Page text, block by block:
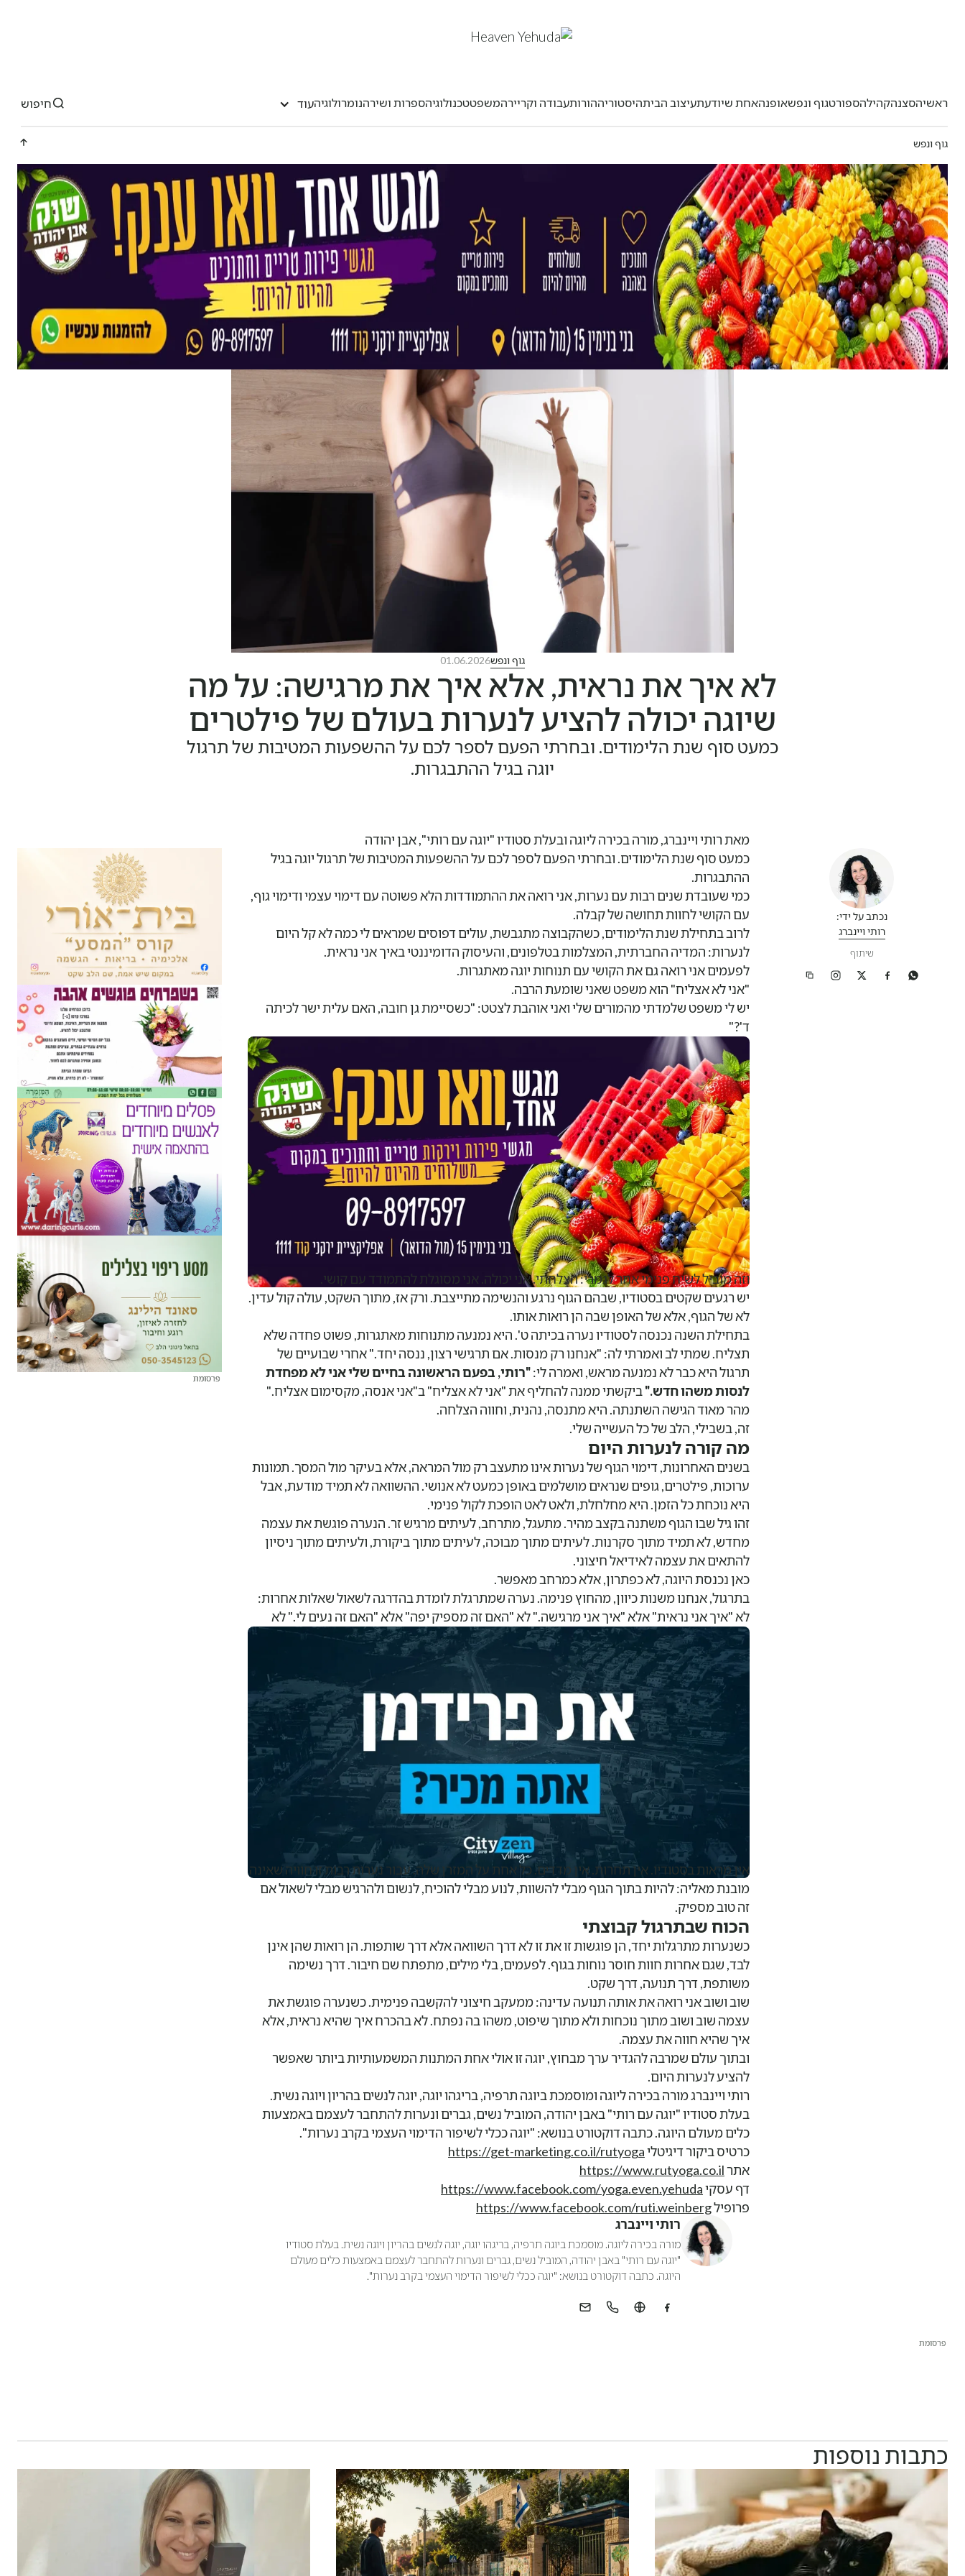
ראשיהסצנהקהילהספורטגוף ונפשאופנהאחת שיודעתעיצוב הביתהיסטוריההורותעבודה וקריירהמשפטטכנולוגיהספרות ושירהנומרולוגיהעוד חיפוש
גוף ונפש
גוף ונפש01.06.2026
לא איך את נראית, אלא איך את מרגישה: על מה
שיוגה יכולה להציע לנערות בעולם של פילטרים
כמעט סוף שנת הלימודים. ובחרתי הפעם לספר לכם על ההשפעות המטיבות של תרגול
יוגה בגיל ההתבגרות.
נכתב על ידי:
רותי ויינברג
שיתוף
מאת רותי ויינברג, מורה בכירה ליוגה ובעלת סטודיו "יוגה עם רותי", אבן יהודה
כמעט סוף שנת הלימודים. ובחרתי הפעם לספר לכם על ההשפעות המטיבות של תרגול יוגה בגיל
ההתבגרות.
כמי שעובדת שנים רבות עם נערות, אני רואה את ההתמודדות הלא פשוטה עם דימוי עצמי ודימוי גוף,
עם הקושי לחוות תחושה של קבלה.
לרוב בתחילת שנת הלימודים, כשהקבוצה מתגבשת, עולים דפוסים שמראים לי כמה לא קל היום
לנערות: המדיה החברתית, המצלמות בטלפונים, והעיסוק הדומיננטי באיך אני נראית.
לפעמים אני רואה גם את הקושי עם תנוחות יוגה מאתגרות.
"אני לא אצליח" הוא משפט שאני שומעת הרבה.
יש לי משפט שלמדתי מהמורים שלי ואני אוהבת לצטט: "כשסיימת גן חובה, האם עלית ישר לכיתה
ד'?"
גם כאן אנחנו לומדות בקצב שמתאים לכל אחת, ומתחילות מהצלחה קטנה אחת שמובילה לעוד.
פרסומת
וזה מוביל לשיח פנימי אחר לגמרי: הצלחתי. אני יכולה. אני מסוגלת להתמודד עם קושי.
יש רגעים שקטים בסטודיו, שבהם הגוף נרגע והנשימה מתייצבת. ורק אז, מתוך השקט, עולה קול עדין.
לא של הגוף, אלא של האופן שבה הן רואות אותו.
בתחילת השנה נכנסה לסטודיו נערה בכיתה ט'. היא נמנעה מתנוחות מאתגרות, פשוט פחדה שלא
תצליח. שמתי לב ואמרתי לה: "אנחנו רק מנסות. אם תרגישי רצון, ננסה יחד." אחרי שבועיים של
תרגול היא כבר לא נמנעה מראש, ואמרה לי:"רותי, בפעם הראשונה בחיים שלי אני לא מפחדת
לנסות משהו חדש."ביקשתי ממנה להחליף את "אני לא אצליח" ב"אני אנסה, מקסימום אצליח."
מהר מאוד הגישה השתנתה. היא מתנסה, נהנית, וחווה הצלחה.
זה, בשבילי, הלב של כל העשייה שלי.
מה קורה לנערות היום
בשנים האחרונות, דימוי הגוף של נערות אינו מתעצב רק מול המראה, אלא בעיקר מול המסך. תמונות
ערוכות, פילטרים, גופים שנראים מושלמים באופן כמעט לא אנושי. ההשוואה לא תמיד מודעת, אבל
היא נוכחת כל הזמן. היא מחלחלת, ולאט לאט הופכת לקול פנימי.
זהו גיל שבו הגוף משתנה בקצב מהיר. מתעגל, מתרחב, לעיתים מרגיש זר. הנערה פוגשת את עצמה
מחדש, לא תמיד מתוך סקרנות. לעיתים מתוך מבוכה, לעיתים מתוך ביקורת, ולעיתים מתוך ניסיון
להתאים את עצמה לאידיאל חיצוני.
כאן נכנסת היוגה, לא כפתרון, אלא כמרחב מאפשר.
בתרגול, אנחנו משנות כיוון, מהחוץ פנימה. נערה שמתרגלת לומדת בהדרגה לשאול שאלות אחרות:
לא "איך אני נראית" אלא "איך אני מרגישה." לא "האם זה מספיק יפה" אלא "האם זה נעים לי." לא
"כמה אני קרובה לאידיאל" אלא "כמה אני קרובה לעצמי."
פרסומת
אין מראות בסטודיו. אין תחרות. אין מדדים. כל אחת על המזרן שלה. עבור נערות רבות זו חוויה שאינה
מובנת מאליה: להיות בתוך הגוף מבלי להשוות, לנוע מבלי להוכיח, לנשום ולהרגיש מבלי לשאול אם
זה טוב מספיק.
הכוח שבתרגול קבוצתי
כשנערות מתרגלות יחד, הן פוגשות זו את זו לא דרך השוואה אלא דרך שותפות. הן רואות שהן אינן
לבד, שגם אחרות חוות חוסר נוחות בגוף. לפעמים, בלי מילים, מתפתח שם חיבור. דרך נשימה
משותפת, דרך תנועה, דרך שקט.
שוב ושוב אני רואה את אותה תנועה עדינה: ממעקב חיצוני להקשבה פנימית. כשנערה פוגשת את
עצמה שוב ושוב מתוך נוכחות ולא מתוך שיפוט, משהו בה נפתח. לא בהכרח איך שהיא נראית, אלא
איך שהיא חווה את עצמה.
ובתוך עולם שמרבה להגדיר ערך מבחוץ, יוגה זו אולי אחת המתנות המשמעותיות ביותר שאפשר
להציע לנערות היום.
רותי ויינברג מורה בכירה ליוגה ומוסמכת ביוגה תרפיה, בריגהו יוגה, יוגה לנשים בהריון ויוגה נשית.
בעלת סטודיו "יוגה עם רותי" באבן יהודה, המוביל נשים, גברים ונערות להתחבר לעצמם באמצעות
כלים מעולם היוגה. כתבה דוקטורט בנושא: "יוגה ככלי לשיפור הדימוי העצמי בקרב נערות".
כרטיס ביקור דיגיטליhttps://get-marketing.co.il/rutyoga
אתרhttps://www.rutyoga.co.il
דף עסקיhttps://www.facebook.com/yoga.even.yehuda
פרופילhttps://www.facebook.com/ruti.weinberg
רותי ויינברג
מורה בכירה ליוגה. מוסמכת ביוגה תרפיה, בריגהו יוגה, יוגה לנשים בהריון ויוגה נשית. בעלת סטודיו
"יוגה עם רותי" באבן יהודה, המוביל נשים, גברים ונערות להתחבר לעצמם באמצעות כלים מעולם
היוגה. כתבה דוקטורט בנושא: "יוגה ככלי לשיפור הדימוי העצמי בקרב נערות".
פרסומת
פרסומת
פרסומת
פרסומת
כתבות נוספות